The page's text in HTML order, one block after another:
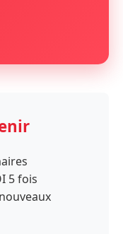
5 fois